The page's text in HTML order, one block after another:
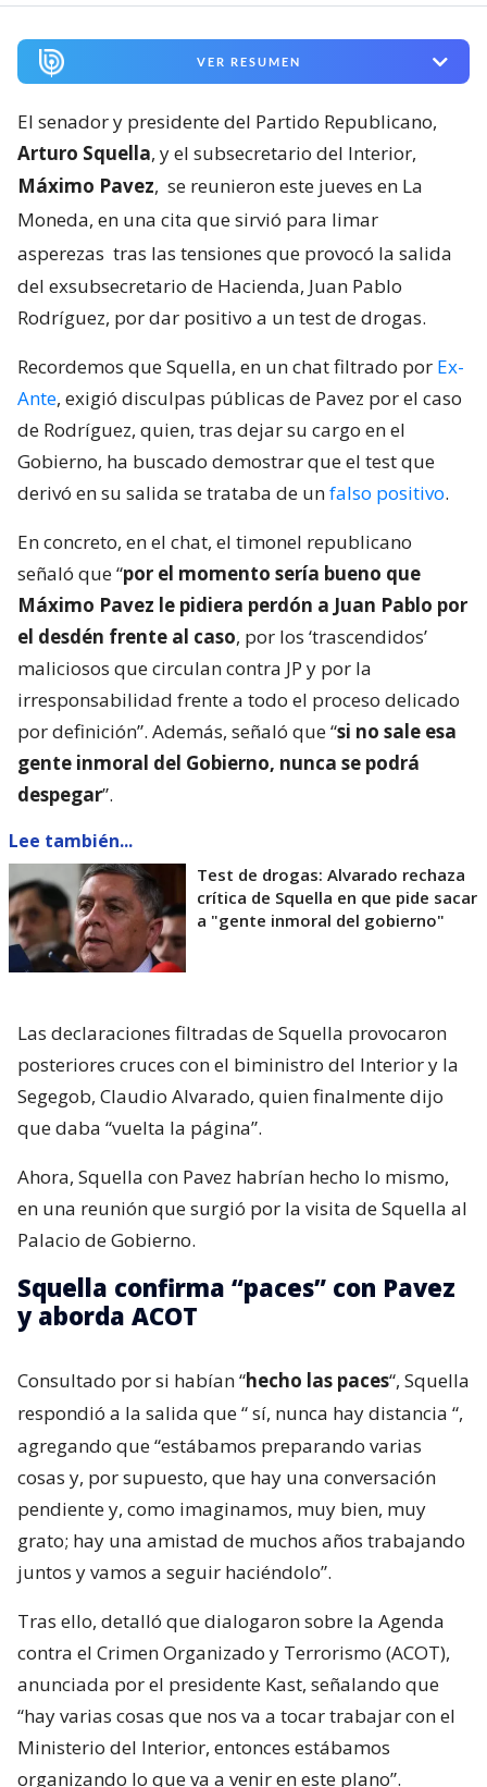
VER RESUMEN
El senador y presidente del Partido Republicano,
Arturo Squella, y el subsecretario del Interior,
Máximo Pavez, se reunieron este jueves en La
Moneda, en una cita que sirvió para limar
asperezas tras las tensiones que provocó la salida
del exsubsecretario de Hacienda, Juan Pablo
Rodríguez, por dar positivo a un test de drogas.
Recordemos que Squella, en un chat filtrado por Ex-
Ante, exigió disculpas públicas de Pavez por el caso
de Rodríguez, quien, tras dejar su cargo en el
Gobierno, ha buscado demostrar que el test que
derivó en su salida se trataba de unfalso positivo.
En concreto, en el chat, el timonel republicano
señaló que “por el momento sería bueno que
Máximo Pavez le pidiera perdón a Juan Pablo por
el desdén frente al caso, por los ‘trascendidos’
maliciosos que circulan contra JP y por la
irresponsabilidad frente a todo el proceso delicado
por definición”. Además, señaló que “si no sale esa
gente inmoral del Gobierno, nunca se podrá
despegar”.
Lee también...
Test de drogas: Alvarado rechaza
crítica de Squella en que pide sacar
a "gente inmoral del gobierno"
Las declaraciones filtradas de Squella provocaron
posteriores cruces con el biministro del Interior y la
Segegob, Claudio Alvarado, quien finalmente dijo
que daba “vuelta la página”.
Ahora, Squella con Pavez habrían hecho lo mismo,
en una reunión que surgió por la visita de Squella al
Palacio de Gobierno.
Squella confirma “paces” con Pavez
y aborda ACOT
Consultado por si habían “hecho las paces“, Squella
respondió a la salida que “sí, nunca hay distancia “,
agregando que “estábamos preparando varias
cosas y, por supuesto, que hay una conversación
pendiente y, como imaginamos, muy bien, muy
grato; hay una amistad de muchos años trabajando
juntos y vamos a seguir haciéndolo”.
Tras ello, detalló que dialogaron sobre la Agenda
contra el Crimen Organizado y Terrorismo (ACOT),
anunciada por el presidente Kast, señalando que
“hay varias cosas que nos va a tocar trabajar con el
Ministerio del Interior, entonces estábamos
organizando lo que va a venir en este plano”.